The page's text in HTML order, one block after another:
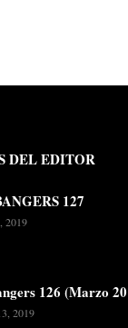
DEL EDITOR
127
2019
126 (Marzo
2019